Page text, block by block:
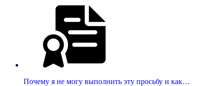
Почему я не могу выполнить эту просьбу и как…